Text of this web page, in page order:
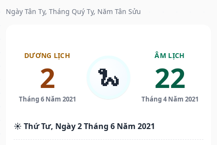
Ngày Tân Tỵ, Tháng Quý Tỵ, Năm Tân Sửu
DƯƠNG LỊCH
2
Tháng 6 Năm 2021
🐍
ÂM LỊCH
22
Tháng 4 Năm 2021
☀️ Thứ Tư, Ngày 2 Tháng 6 Năm 2021